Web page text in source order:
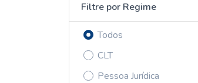
Filtre por Regime
Todos
CLT
Pessoa Jurídica